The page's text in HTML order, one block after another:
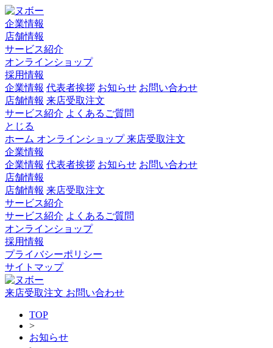
企業情報
店舗情報
サービス紹介
オンラインショップ
採用情報
企業情報 代表者挨拶 お知らせ お問い合わせ
店舗情報 来店受取注文
サービス紹介 よくあるご質問
とじる
ホーム オンラインショップ来店受取注文
企業情報
企業情報 代表者挨拶 お知らせ お問い合わせ
店舗情報
店舗情報 来店受取注文
サービス紹介
サービス紹介 よくあるご質問
オンラインショップ
採用情報
プライバシーポリシー
サイトマップ
来店受取注文 お問い合わせ
TOP
>
お知らせ